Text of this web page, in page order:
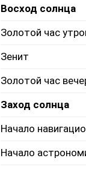
Восход солнца
Золотой час
Зенит
Золотой час
Заход солнца
Начало
Начало